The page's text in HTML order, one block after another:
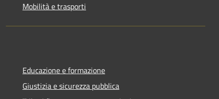
Mobilità e trasporti
Educazione e formazione
Giustizia e sicurezza pubblica